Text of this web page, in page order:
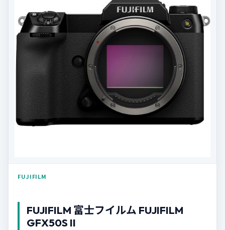
FUJIFILM
FUJIFILM 富士フイルム FUJIFILM
GFX50S II